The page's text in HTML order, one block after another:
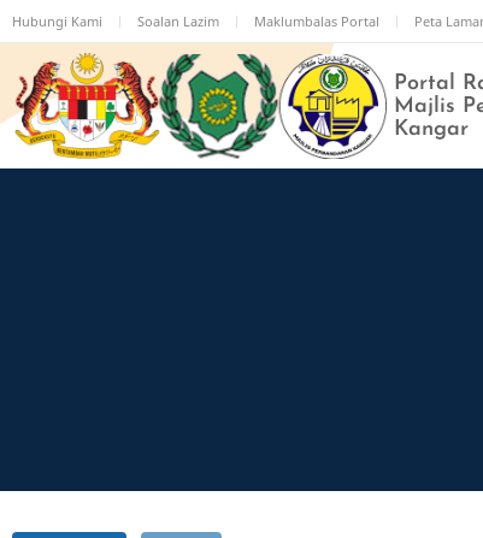
Langkau
ke
kandungan
utama
Hubungi Kami Soalan Lazim Maklumbalas Portal Peta
Portal
Majlis
Kangar